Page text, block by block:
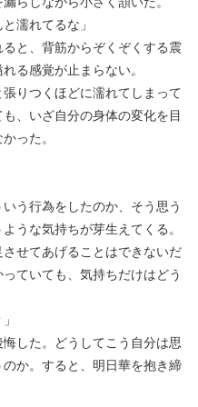
濡れてるな」
と、背筋からぞくぞくする震
る感覚が止まらない。
りつくほどに濡れてしまって
、いざ自分の身体の変化を目
った。
う行為をしたのか、そう思う
うな気持ちが芽生えてくる。
せてあげることはできないだ
ていても、気持ちだけはどう
した。どうしてこう自分は思
か。すると、明日華を抱き締